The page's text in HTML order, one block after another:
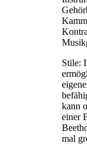
Stile:
kann
einer
mal